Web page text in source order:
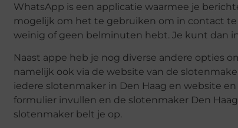
WhatsApp is een applicatie waarmee je
mogelijk om het te gebruiken om in contact
weinig of geen belminuten hebt. Je kunt dan
Naast appe heb je nog diverse andere opties
namelijk ook via de website van de
iedere slotenmaker in Den Haag en website
formulier invullen en de slotenmaker Den
slotenmaker belt je op.